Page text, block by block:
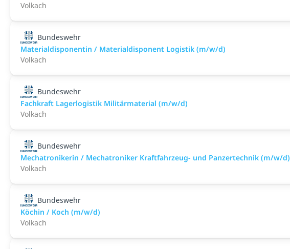
Volkach
Bundeswehr
Materialdisponentin / Materialdisponent Logistik (m/w/d)
Volkach
Bundeswehr
Fachkraft Lagerlogistik Militärmaterial (m/w/d)
Volkach
Bundeswehr
Mechatronikerin / Mechatroniker Kraftfahrzeug- und Panzertechnik (m/w/d)
Volkach
Bundeswehr
Köchin / Koch (m/w/d)
Volkach